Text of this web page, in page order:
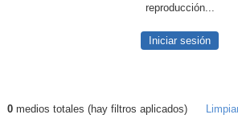
reproducción...
Iniciar sesión
Resultados de: gritar
0medios totales (hay filtros aplicados)